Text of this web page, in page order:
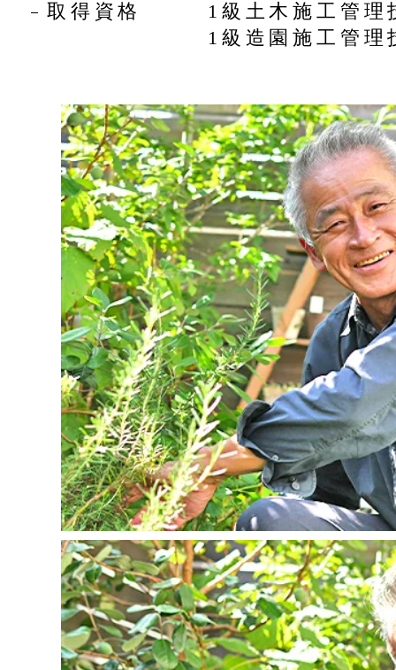
取得資格
1級土木施工管理
1級造園施工管理